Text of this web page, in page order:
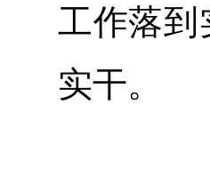
工作落到
实干。